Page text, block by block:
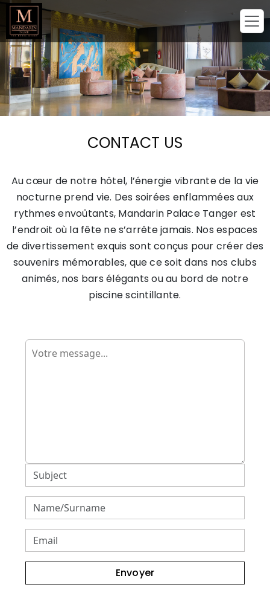
CONTACT US
Au cœur de notre hôtel, l’énergie vibrante de la vie
nocturne prend vie. Des soirées enflammées aux
rythmes envoûtants, Mandarin Palace Tanger est
l’endroit où la fête ne s’arrête jamais. Nos espaces
de divertissement exquis sont conçus pour créer des
souvenirs mémorables, que ce soit dans nos clubs
animés, nos bars élégants ou au bord de notre
piscine scintillante.
Envoyer